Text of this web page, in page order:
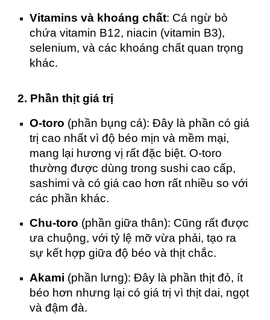
Vitamins và khoáng chất: Cá ngừ bò
chứa vitamin B12, niacin (vitamin B3),
selenium, và các khoáng chất quan trọng
khác.
2. Phần thịt giá trị
O-toro (phần bụng cá): Đây là phần có giá
trị cao nhất vì độ béo mịn và mềm mại,
mang lại hương vị rất đặc biệt. O-toro
thường được dùng trong sushi cao cấp,
sashimi và có giá cao hơn rất nhiều so với
các phần khác.
Chu-toro (phần giữa thân): Cũng rất được
ưa chuộng, với tỷ lệ mỡ vừa phải, tạo ra
sự kết hợp giữa độ béo và thịt chắc.
Akami (phần lưng): Đây là phần thịt đỏ, ít
béo hơn nhưng lại có giá trị vì thịt dai, ngọt
và đậm đà.